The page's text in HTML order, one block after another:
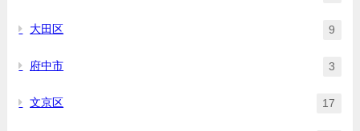
大田区 9
府中市 3
文京区 17